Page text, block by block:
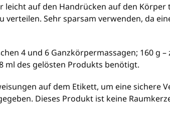
leicht auf den Handrücken auf den
verteilen. Sehr sparsam verwenden, da
4 und 6 Ganzkörpermassagen; 160 g
ml des gelösten Produkts benötigt.
auf dem Etikett, um eine sichere
Dieses Produkt ist keine